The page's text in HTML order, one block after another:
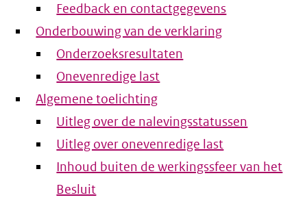
Feedback en contactgegevens
Onderbouwing van de verklaring
Onderzoeksresultaten
Onevenredige last
Algemene toelichting
Uitleg over de nalevingsstatussen
Uitleg over onevenredige last
Inhoud buiten de werkingssfeer van het
Besluit